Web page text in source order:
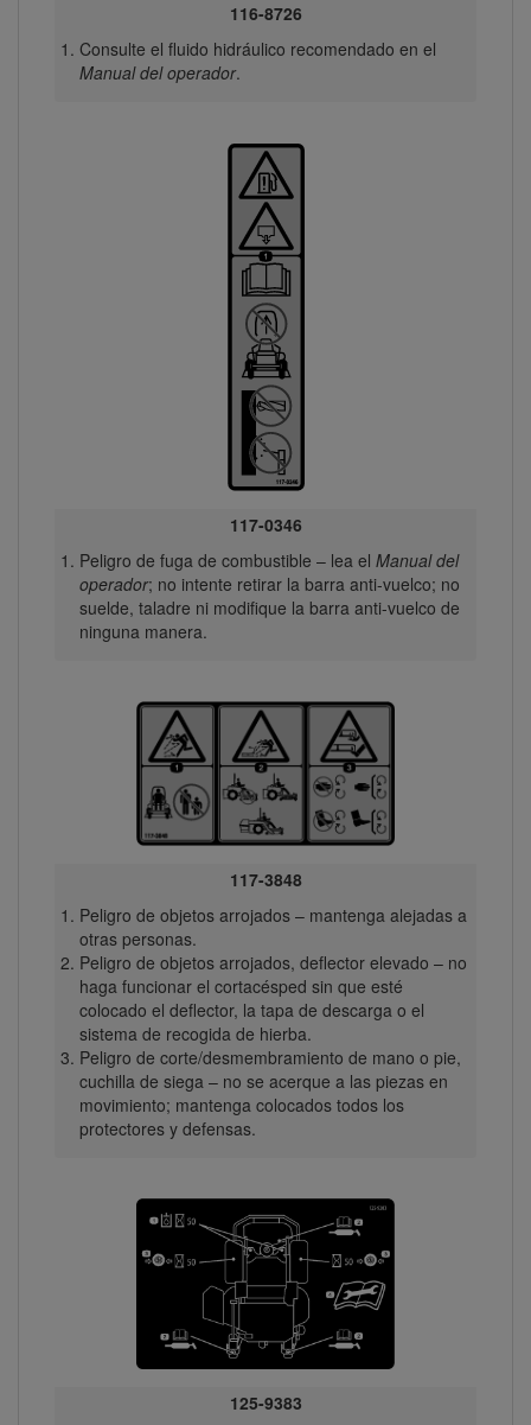
116-8726
Consulte el fluido hidráulico recomendado en el
Manual del operador.
117-0346
Peligro de fuga de combustible – lea el Manual del
operador; no intente retirar la barra anti-vuelco; no
suelde, taladre ni modifique la barra anti-vuelco de
ninguna manera.
117-3848
Peligro de objetos arrojados – mantenga alejadas a
otras personas.
Peligro de objetos arrojados, deflector elevado – no
haga funcionar el cortacésped sin que esté
colocado el deflector, la tapa de descarga o el
sistema de recogida de hierba.
Peligro de corte/desmembramiento de mano o pie,
cuchilla de siega – no se acerque a las piezas en
movimiento; mantenga colocados todos los
protectores y defensas.
125-9383